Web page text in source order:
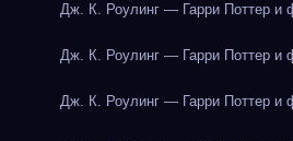
Дж. К. Роулинг — Гарри Поттер и
Дж. К. Роулинг — Гарри Поттер и
Дж. К. Роулинг — Гарри Поттер и